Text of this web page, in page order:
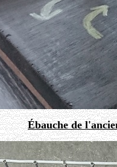
Ébauche de